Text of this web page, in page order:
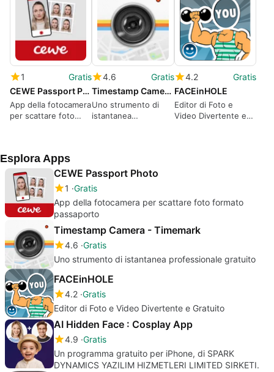
1
Gratis
CEWE Passport Photo
App della fotocamera
per scattare foto
4.6
Gratis
Timestamp Camera - Timemark
Uno strumento di
istantanea
4.2
Gratis
FACEinHOLE
Editor di Foto e
Video Divertente e
Esplora Apps
CEWE Passport Photo
1 Gratis
App della fotocamera per scattare foto formato
passaporto
Timestamp Camera - Timemark
4.6 Gratis
Uno strumento di istantanea professionale gratuito
FACEinHOLE
4.2 Gratis
Editor di Foto e Video Divertente e Gratuito
AI Hidden Face : Cosplay App
4.9 Gratis
Un programma gratuito per iPhone, di SPARK
DYNAMICS YAZILIM HIZMETLERI LIMITED SIRKETI.